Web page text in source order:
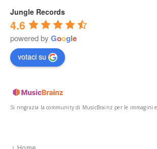
Jungle Records
4.6
powered by Google
votaci su
Si ringrazia la community di MusicBrainz per le immagini